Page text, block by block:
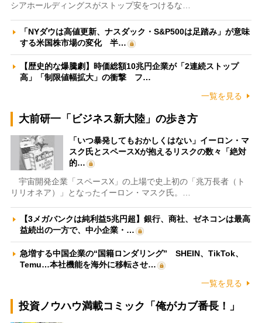
シアホールディングスがストップ安をつけるな…
「NYダウは高値更新、ナスダック・S&P500は足踏み」が意味
する米国株市場の変化 半…
【歴史的な爆騰劇】時価総額10兆円企業が「2連続ストップ
高」「制限値幅拡大」の衝撃 フ…
一覧を見る
大前研一「ビジネス新大陸」の歩き方
「いつ暴発してもおかしくはない」イーロン・マ
スク氏とスペースXが抱えるリスクの数々「絶対
的…
宇宙開発企業「スペースX」の上場で史上初の「兆万長者（ト
リリオネア）」となったイーロン・マスク氏。…
【3メガバンクは純利益5兆円超】銀行、商社、ゼネコンは最高
益続出の一方で、中小企業・…
急増する中国企業の“国籍ロンダリング” SHEIN、TikTok、
Temu…本社機能を海外に移転させ…
一覧を見る
投資ノウハウ満載コミック「俺がカブ番長！」